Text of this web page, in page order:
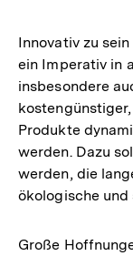
Innovativ zu
ein Imperativ in
insbesondere
Produkte
werden. Dazu
werden, die
ökologische
Große